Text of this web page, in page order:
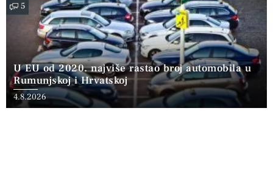
5
U EU od 2020. najviše rastao broj automobila u
Rumunjskoj i Hrvatskoj
4.8.2026